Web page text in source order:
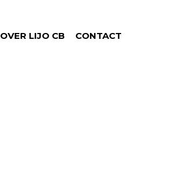
OVER LIJO CB CONTACT